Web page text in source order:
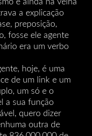
e ainda na velha
a explicação
preposição,
fosse ele agente
era um verbo
hoje, é uma
de um link e um
um só e o
a sua função
quero dizer
outra de